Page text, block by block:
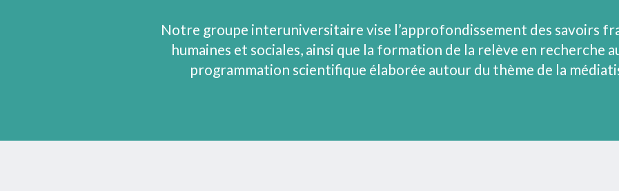
Notre groupe interuniversitaire vise l’approfondissement des savoirs
humaines et sociales, ainsi que la formation de la relève en recherche
programmation scientifique élaborée autour du thème de la